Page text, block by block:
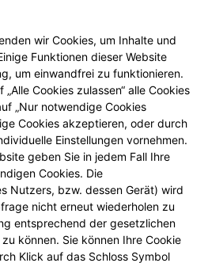
neues SPARezept für Sie!
wir Cookies, um Inhalte und
Funktionen dieser Website
um einwandfrei zu funktionieren.
Cookies zulassen“ alle Cookies
„Nur notwendige Cookies
Cookies akzeptieren, oder durch
Einstellungen vornehmen.
geben Sie in jedem Fall Ihre
Cookies. Die
Nutzers, bzw. dessen Gerät) wird
nicht erneut wiederholen zu
entsprechend der gesetzlichen
können. Sie können Ihre Cookie
Klick auf das Schloss Symbol